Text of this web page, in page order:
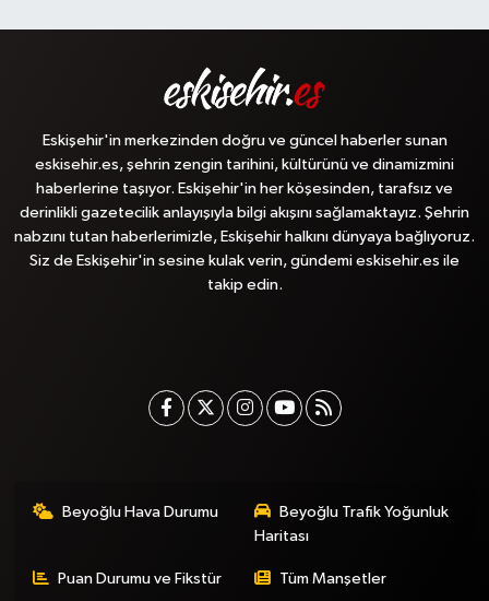
Eskişehir'in merkezinden doğru ve güncel haberler sunan
eskisehir.es, şehrin zengin tarihini, kültürünü ve dinamizmini
haberlerine taşıyor. Eskişehir'in her köşesinden, tarafsız ve
derinlikli gazetecilik anlayışıyla bilgi akışını sağlamaktayız. Şehrin
nabzını tutan haberlerimizle, Eskişehir halkını dünyaya bağlıyoruz.
Siz de Eskişehir'in sesine kulak verin, gündemi eskisehir.es ile
takip edin.
Beyoğlu Hava Durumu
Beyoğlu Trafik Yoğunluk
Haritası
Puan Durumu ve Fikstür Tüm Manşetler